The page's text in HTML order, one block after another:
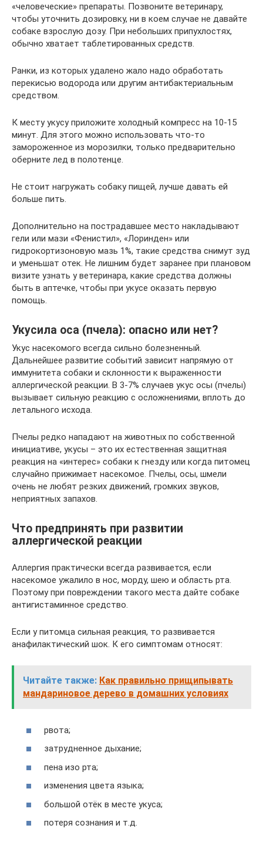
«человеческие» препараты. Позвоните ветеринару,
чтобы уточнить дозировку, ни в коем случае не давайте
собаке взрослую дозу. При небольших припухлостях,
обычно хватает таблетированных средств.
Ранки, из которых удалено жало надо обработать
перекисью водорода или другим антибактериальным
средством.
К месту укусу приложите холодный компресс на 10-15
минут. Для этого можно использовать что-то
замороженное из морозилки, только предварительно
оберните лед в полотенце.
Не стоит нагружать собаку пищей, лучше давать ей
больше пить.
Дополнительно на пострадавшее место накладывают
гели или мази «Фенистил», «Лоринден» или
гидрокортизоновую мазь 1%, такие средства снимут зуд
и уменьшат отек. Не лишним будет заранее при плановом
визите узнать у ветеринара, какие средства должны
быть в аптечке, чтобы при укусе оказать первую
помощь.
Укусила оса (пчела): опасно или нет?
Укус насекомого всегда сильно болезненный.
Дальнейшее развитие событий зависит напрямую от
иммунитета собаки и склонности к выраженности
аллергической реакции. В 3-7% случаев укус осы (пчелы)
вызывает сильную реакцию с осложнениями, вплоть до
летального исхода.
Пчелы редко нападают на животных по собственной
инициативе, укусы – это их естественная защитная
реакция на «интерес» собаки к гнезду или когда питомец
случайно прижимает насекомое. Пчелы, осы, шмели
очень не любят резких движений, громких звуков,
неприятных запахов.
Что предпринять при развитии
аллергической реакции
Аллергия практически всегда развивается, если
насекомое ужалило в нос, морду, шею и область рта.
Поэтому при повреждении такого места дайте собаке
антигистаминное средство.
Если у питомца сильная реакция, то развивается
анафилактический шок. К его симптомам относят:
Читайте также: Как правильно прищипывать
мандариновое дерево в домашних условиях
рвота;
затрудненное дыхание;
пена изо рта;
изменения цвета языка;
большой отёк в месте укуса;
потеря сознания и т.д.